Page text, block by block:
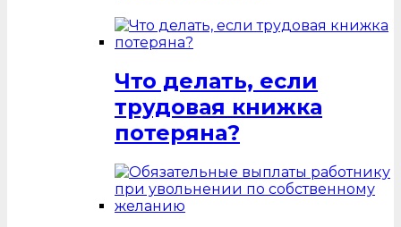
Что делать, если
трудовая книжка
потеряна?